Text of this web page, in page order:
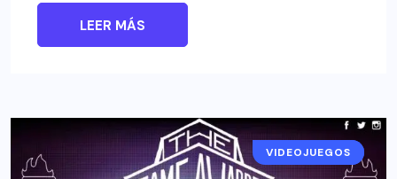
LEER MÁS
EVENTOS
VIDEOJUEGOS